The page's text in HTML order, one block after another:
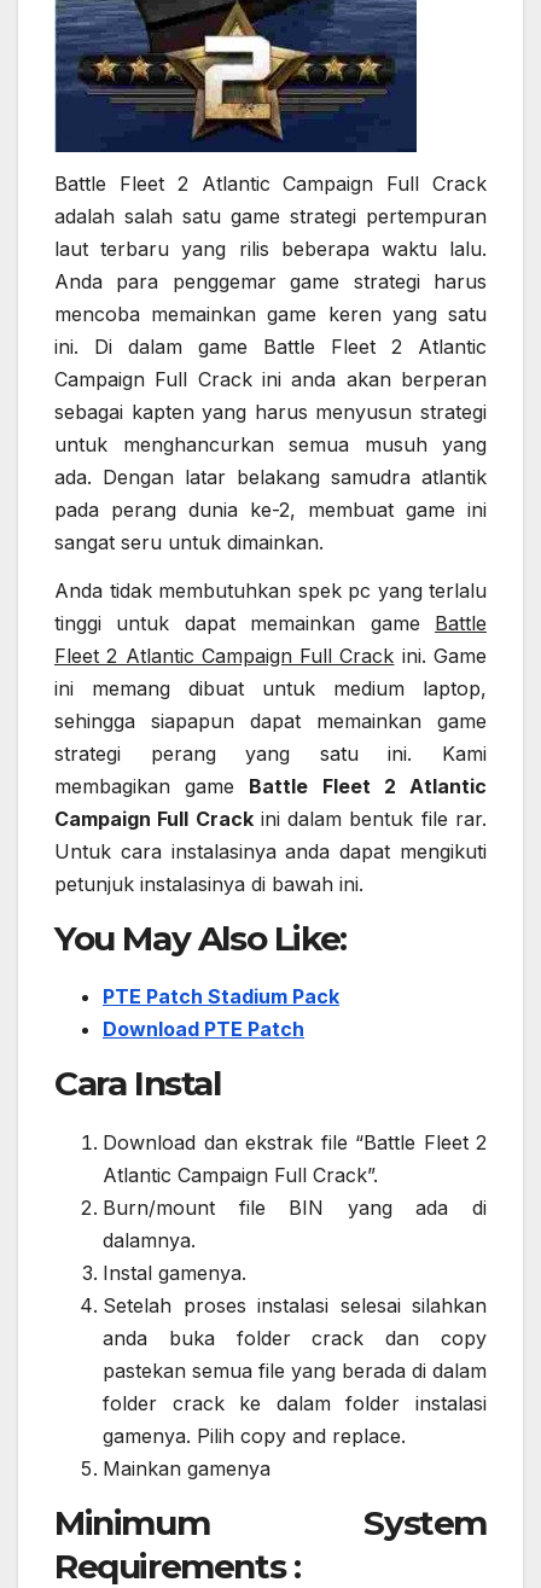
Battle Fleet 2 Atlantic Campaign Full Crack
adalah salah satu game strategi pertempuran
laut terbaru yang rilis beberapa waktu lalu.
Anda para penggemar game strategi harus
mencoba memainkan game keren yang satu
ini. Di dalam game Battle Fleet 2 Atlantic
Campaign Full Crack ini anda akan berperan
sebagai kapten yang harus menyusun strategi
untuk menghancurkan semua musuh yang
ada. Dengan latar belakang samudra atlantik
pada perang dunia ke-2, membuat game ini
sangat seru untuk dimainkan.
Anda tidak membutuhkan spek pc yang terlalu
tinggi untuk dapat memainkan game Battle
Fleet 2 Atlantic Campaign Full Crack ini. Game
ini memang dibuat untuk medium laptop,
sehingga siapapun dapat memainkan game
strategi perang yang satu ini. Kami
membagikan game Battle Fleet 2 Atlantic
Campaign Full Crackini dalam bentuk file rar.
Untuk cara instalasinya anda dapat mengikuti
petunjuk instalasinya di bawah ini.
You May Also Like:
PTE Patch Stadium Pack
Download PTE Patch
Cara Instal
Download dan ekstrak file “Battle Fleet 2
Atlantic Campaign Full Crack”.
Burn/mount file BIN yang ada di
dalamnya.
Instal gamenya.
Setelah proses instalasi selesai silahkan
anda buka folder crack dan copy
pastekan semua file yang berada di dalam
folder crack ke dalam folder instalasi
gamenya. Pilih copy and replace.
Mainkan gamenya
Minimum System
Requirements :